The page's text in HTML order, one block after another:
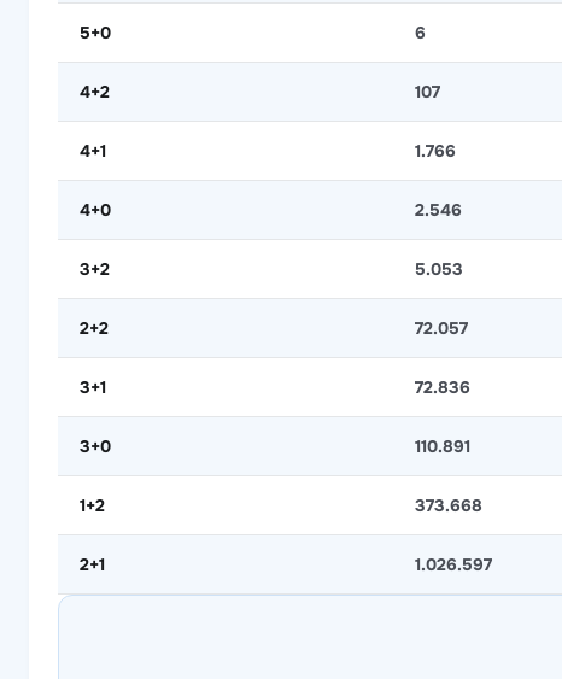
5+0 6
4+2 107
4+1 1.766
4+0 2.546
3+2 5.053
2+2 72.057
3+1 72.836
3+0 110.891
1+2 373.668
2+1 1.026.597